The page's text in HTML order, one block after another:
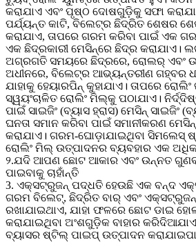
କରାଯାଏ ଏବଂ ପୃଷ୍ଠ ଦୋଷଗୁଡ଼ିକୁ ସଫା
ପର୍ଯ୍ୟନ୍ତ କାଟି, ବିଲେଟ୍‌ର ଛିଦ୍ରିତ ଶେଷର
କରାଯାଏ, ତାପରେ ଗରମ କରିବା ପାଇଁ ଏକ
ଏକ ଛିଦ୍ରକାରୀ ମେସିନ୍‌ରେ ଛିଦ୍ର କରାଯାଏ।
ଅଗ୍ରଗତି ସମୟରେ ଛିଦ୍ରରେ, ରୋଲର୍ ଏବଂ
ଅଧୀନରେ, ବିଲେଟ୍‌ର ଆଭ୍ୟନ୍ତରୀଣ ଗହ୍ବର
ଯାହାକୁ ହେୟାରପିନ୍ କୁହାଯାଏ। ତାପରେ
ସ୍ୱୟଂଚାଳିତ ରୋଲିଂ ମିଲ୍‌କୁ ପଠାଯାଏ।
ପାଇଁ ସାଇଜିଂ (ବ୍ୟାସ ହ୍ରାସ) ମେସିନ୍ ସାଇଜିଂ
ଘନତା ସମାନ କରିବା ପାଇଁ ସମାନୀକରଣ
କରାଯାଏ। ଗରମ-ଘୋଡ଼ାଯାଇଥିବା ସିମଲେସ୍
ରୋଲିଂ ମିଲ୍‌ ଉତ୍ପାଦନର ବ୍ୟବହାର ଏକ
୨.ଯଦି ଆପଣ ଛୋଟ ଆକାର ଏବଂ ଉନ୍ନତ
ପାଇବାକୁ ଚାହାଁନ୍ତି
3. ଏକ୍ସଟ୍ରୁଜନ୍ ପଦ୍ଧତି ହେଉଛି ଏକ ବନ୍ଦ
ଗରମ ବିଲେଟ୍, ଛିଦ୍ରିତ ବାର୍ ଏବଂ
ରଖାଯାଇଥାଏ, ଯାହା ଫଳରେ ଛୋଟ ଡାଇ
କରାଯାଇଥିବା ଅଂଶଗୁଡ଼ିକ ବାହାର
ବ୍ୟାସର ଷ୍ଟିଲ୍ ପାଇପ୍ ଉତ୍ପାଦନ